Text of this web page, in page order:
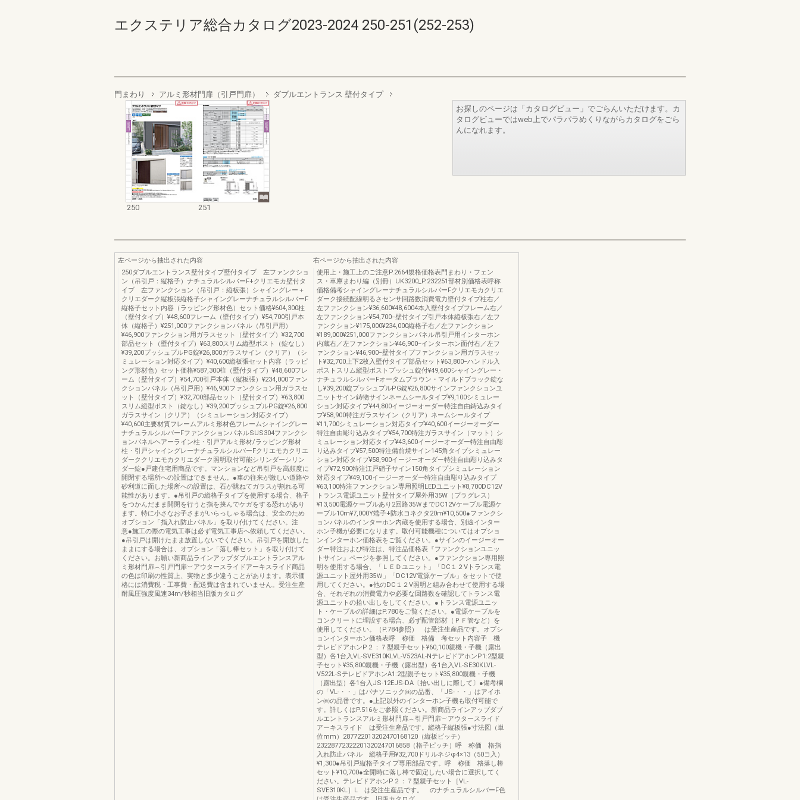
エクステリア総合カタログ2023-2024 250-251(252-253)
門まわり アルミ形材門扉（引戸門扉） ダブルエントランス 壁付タイプ
250 251
お探しのページは「カタログビュー」でごらんいただけます。カ
タログビューではweb上でパラパラめくりながらカタログをごら
んになれます。
左ページから抽出された内容
250ダブルエントランス壁付タイプ壁付タイプ 左ファンクショ
ン（吊引戸：縦格子）ナチュラルシルバーF+クリエモカ壁付タ
イプ 左ファンクション（吊引戸：縦板張）シャイングレー＋
クリエダーク縦板張縦格子シャイングレーナチュラルシルバーF
縦格子セット内容（ラッピング形材色）セット価格¥604,300柱
（壁付タイプ）¥48,600フレーム（壁付タイプ）¥54,700引戸本
体（縦格子）¥251,000ファンクションパネル（吊引戸用）
¥46,900ファンクション用ガラスセット（壁付タイプ）¥32,700
部品セット（壁付タイプ）¥63,800スリム縦型ポスト（錠なし）
¥39,200プッシュプルPG錠¥26,800ガラスサイン（クリア）（シ
ミュレーション対応タイプ）¥40,600縦板張セット内容（ラッピ
ング形材色）セット価格¥587,300柱（壁付タイプ）¥48,600フレ
ーム（壁付タイプ）¥54,700引戸本体（縦板張）¥234,000ファン
クションパネル（吊引戸用）¥46,900ファンクション用ガラスセ
ット（壁付タイプ）¥32,700部品セット（壁付タイプ）¥63,800
スリム縦型ポスト（錠なし）¥39,200プッシュプルPG錠¥26,800
ガラスサイン（クリア）（シミュレーション対応タイプ）
¥40,600主要材質フレームアルミ形材色フレームシャイングレー
ナチュラルシルバーFファンクションパネルSUS304ファンクシ
ョンパネルヘアーライン柱・引戸アルミ形材/ラッピング形材
柱・引戸シャイングレーナチュラルシルバーFクリエモカクリエ
ダーククリエモカクリエダーク照明取付可能シリンダーシリン
ダー錠●戸建住宅用商品です。マンションなど吊引戸を高頻度に
開閉する場所への設置はできません。●車の往来が激しい道路や
砂利道に面した場所への設置は、石が跳ねてガラスが割れる可
能性があります。●吊引戸の縦格子タイプを使用する場合、格子
をつかんだまま開閉を行うと指を挟んでケガをする恐れがあり
ます。特に小さなお子さまがいらっしゃる場合は、安全のため
オプション「指入れ防止パネル」を取り付けてください。注
意●施工の際の電気工事は必ず電気工事店へ依頼してください。
●吊引戸は開けたまま放置しないでください。吊引戸を開放した
ままにする場合は、オプション「落し棒セット」を取り付けて
ください。お願い新商品ラインアップダブルエントランスアル
ミ形材門扉︵引戸門扉︶アウタースライドアーキスライド商品
の色は印刷の性質上、実物と多少違うことがあります。表示価
格には消費税・工事費・配送費は含まれていません。受注生産
耐風圧強度風速34m/秒相当旧版カタログ
右ページから抽出された内容
使用上・施工上のご注意P.2664規格価格表門まわり・フェン
ス・車庫まわり編（別冊）UK3200_P.232251部材別価格表呼称
価格備考シャイングレーナチュラルシルバーFクリエモカクリエ
ダーク接続配線明るさセンサ回路数消費電力壁付タイプ柱右／
左ファンクション¥36,600¥48,6004本入壁付タイプフレーム右／
左ファンクション¥54,700−壁付タイプ引戸本体縦板張右／左フ
ァンクション¥175,000¥234,000縦格子右／左ファンクション
¥189,000¥251,000ファンクションパネル吊引戸用インターホン
内蔵右／左ファンクション¥46,900−インターホン面付右／左フ
ァンクション¥46,900−壁付タイプファンクション用ガラスセッ
ト¥32,700上下2枚入壁付タイプ部品セット¥63,800−ハンドル入
ポストスリム縦型ポストプッシュ錠付¥49,600シャイングレー・
ナチュラルシルバーFオータムブラウン・マイルドブラック錠な
し¥39,200錠プッシュプルPG錠¥26,800サインファンクションユ
ニットサイン鋳物サインネームシールタイプ¥9,100シミュレー
ション対応タイプ¥44,800イージーオーダー特注自由鋳込みタイ
プ¥58,900特注ガラスサイン（クリア）ネームシールタイプ
¥11,700シミュレーション対応タイプ¥40,600イージーオーダー
特注自由彫り込みタイプ¥54,700特注ガラスサイン（マット）シ
ミュレーション対応タイプ¥43,600イージーオーダー特注自由彫
り込みタイプ¥57,500特注備前焼サイン145角タイプシミュレー
ション対応タイプ¥58,900イージーオーダー特注自由彫り込みタ
イプ¥72,900特注江戸硝子サイン150角タイプシミュレーション
対応タイプ¥49,100イージーオーダー特注自由彫り込みタイプ
¥63,100特注ファンクション専用照明LEDユニット¥8,700DC12V
トランス電源ユニット壁付タイプ屋外用35W（プラグレス）
¥13,500電源ケーブルあり2回路35ＷまでDC12Vケーブル電源ケ
ーブル10m¥7,000Y端子+防水コネクタ20m¥10,500●ファンクシ
ョンパネルのインターホン内蔵を使用する場合、別途インター
ホン子機が必要になります。取付可能機種についてはオプショ
ンインターホン価格表をご覧ください。●サインのイージーオー
ダー特注および特注は、特注品価格表『ファンクションユニッ
トサイン』ページを参照してください。●ファンクション専用照
明を使用する場合、「ＬＥＤユニット」「DC１２Vトランス電
源ユニット屋外用35Ｗ」「DC12V電源ケーブル」をセットで使
用してください。●他のDC１２V照明と組み合わせて使用する場
合、それぞれの消費電力や必要な回路数を確認してトランス電
源ユニットの拾い出しをしてください。●トランス電源ユニッ
ト・ケーブルの詳細はP.780をご覧ください。●電源ケーブルを
コンクリートに埋設する場合、必ず配管部材（ＰＦ管など）を
使用してください。（P.784参照） は受注生産品です。オプシ
ョンインターホン価格表呼 称価 格備 考セット内容子 機
テレビドアホンP２：７型親子セット¥60,100親機・子機（露出
型）各1台入VL-SVE310KLVL-V523AL‐NテレビドアホンP1:2型親
子セット¥35,800親機・子機（露出型）各1台入VL-SE30KLVL-
V522L-SテレビドアホンA1:2型親子セット¥35,800親機・子機
（露出型）各1台入JS-12EJS-DA〔拾い出しに際して〕●備考欄
の「VL-・・」はパナソニック㈱の品番、「JS-・・」はアイホ
ン㈱の品番です。●上記以外のインターホン子機も取付可能で
す。詳しくはP.516をご参照ください。新商品ラインアップダブ
ルエントランスアルミ形材門扉︵引戸門扉︶アウタースライド
アーキスライド は受注生産品です。縦格子縦板張●寸法図（単
位mm）287722013202470168120（縦板ピッチ）
23228772322201320247016858（格子ピッチ）呼 称価 格指
入れ防止パネル 縦格子用¥32,700ドリルネジφ4×13（50コ入）
¥1,300●吊引戸縦格子タイプ専用部品です。呼 称価 格落し棒
セット¥10,700●全開時に落し棒で固定したい場合に選択してく
ださい。テレビドアホンP２：７型親子セット［VL-
SVE310KL］L は受注生産品です。 のナチュラルシルバーF色